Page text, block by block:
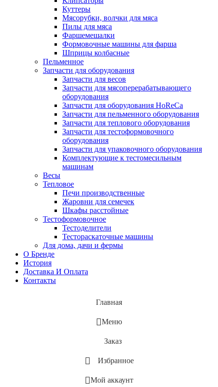
Куттеры
Мясорубки, волчки для мяса
Пилы для мяса
Фаршемешалки
Формовочные машины для фарша
Шприцы колбасные
Пельменное
Запчасти для оборудования
Запчасти для весов
Запчасти для мясоперерабатывающего
оборудования
Запчасти для оборудования HoReCa
Запчасти для пельменного оборудования
Запчасти для теплового оборудования
Запчасти для тестоформовочного
оборудования
Запчасти для упаковочного оборудования
Комплектующие к тестомесильным
машинам
Весы
Тепловое
Печи производственные
Жаровни для семечек
Шкафы расстойные
Тестоформовочное
Тестоделители
Тестораскаточные машины
Для дома, дачи и фермы
О Бренде
История
Доставка И Оплата
Контакты
Главная
Меню
Заказ
Избранное
Мой аккаунт